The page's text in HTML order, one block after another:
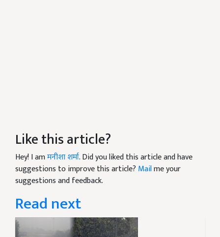
Like this article?
Hey! I amमनीशा शर्मा. Did you liked this article and have
suggestions to improve this article? Mailme your
suggestions and feedback.
Read next